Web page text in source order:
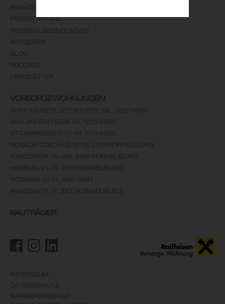
EVENTS
PRESSE ARTIKEL
PRESSEAUSSENDUNGEN
RATGEBER
BLOG
PODCAST
NEWSLETTER
VORSORGEWOHNUNGEN
ARAKAWASTR. 3/TOKIOSTR. 5A , 1220 WIEN
AM LANGEN FELDE 24, 1220 WIEN
OTTAKRINGER STR. 44, 1170 WIEN
ROSALIA CZECH-G. 10-12, 2100 KORNEUBURG
KWIZDASTR. 15+15A, 2100 KORNEUBURG
HOVENG. 21-23, 2100 KORNEUBURG
ROSINAG. 10-14, 1150 WIEN
KWIZDASTR. 17, 2100 KORNEUBURG
BAUTRÄGER
IMPRESSUM
DATENSCHUTZ
BARRIEREFREIHEIT